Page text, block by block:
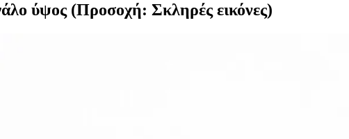
ύψος (Προσοχή: Σκληρές εικόνες)